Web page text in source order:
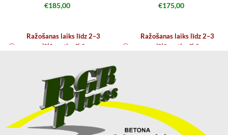
€185,00
Ražošanas laiks līdz 2–3
nedēļām atkarībā no
€175,00
Ražošanas laiks līdz 2–3
nedēļām atkarībā no